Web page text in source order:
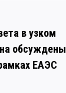
в узком
обсуждены
ЕАЭС